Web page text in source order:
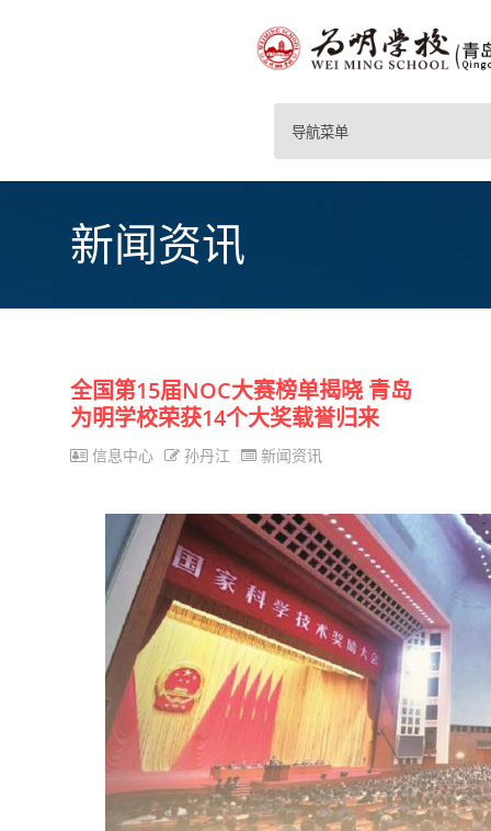
导航菜单
新闻资讯
全国第15届NOC大赛榜单揭晓 青岛
为明学校荣获14个大奖载誉归来
信息中心 孙丹江 新闻资讯